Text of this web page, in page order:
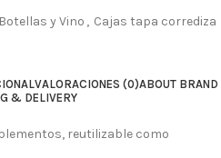
y Vino , Cajas tapa corrediza
VALORACIONES (0)ABOUT BRAND
& DELIVERY
reutilizable como